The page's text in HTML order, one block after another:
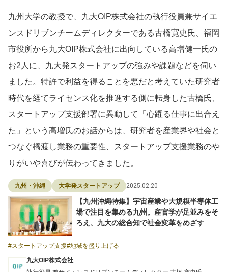
九州大学の教授で、九大OIP株式会社の執行役員兼サイエ
ンスドリブンチームディレクターである古橋寛史氏、福岡
市役所から九大OIP株式会社に出向している高増健⼀氏の
お2人に、九大発スタートアップの強みや課題などを伺い
ました。特許で利益を得ることを悪だと考えていた研究者
時代を経てライセンス化を推進する側に転身した古橋氏、
スタートアップ支援部署に異動して「心躍る仕事に出合え
た」という高増氏のお話からは、研究者を産業界や社会と
つなぐ橋渡し業務の重要性、スタートアップ支援業務のや
りがいや喜びが伝わってきました。
九州・沖縄 大学発スタートアップ 2025.02.20
【九州沖縄特集】宇宙産業や大規模半導体工
場で注目を集める九州。産官学が足並みをそ
ろえ、九大の総合知で社会変革をめざす
スタートアップ支援 地域を盛り上げる
九大OIP株式会社